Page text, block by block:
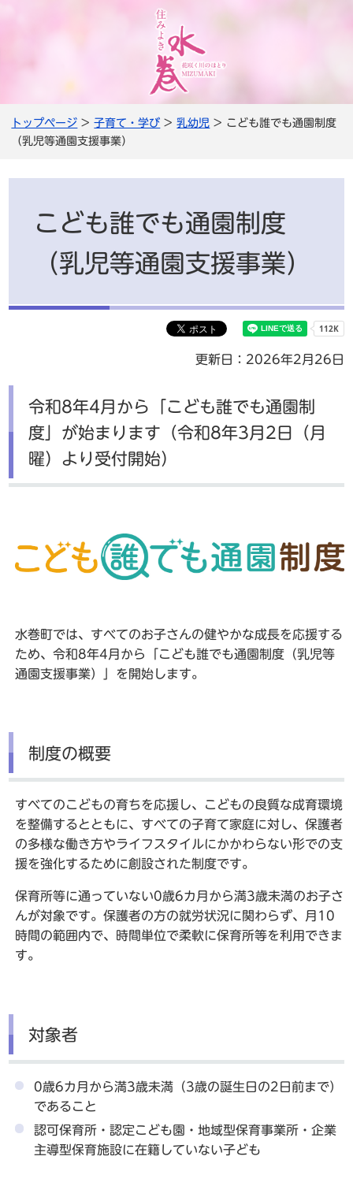
トップページ >子育て・学び >乳幼児 > こども誰でも通園制度
（乳児等通園支援事業）
こども誰でも通園制度
（乳児等通園支援事業）
更新日：2026年2月26日
令和8年4月から「こども誰でも通園制
度」が始まります（令和8年3月2日（月
曜）より受付開始）
水巻町では、すべてのお子さんの健やかな成長を応援する
ため、令和8年4月から「こども誰でも通園制度（乳児等
通園支援事業）」を開始します。
制度の概要
すべてのこどもの育ちを応援し、こどもの良質な成育環境
を整備するとともに、すべての子育て家庭に対し、保護者
の多様な働き方やライフスタイルにかかわらない形での支
援を強化するために創設された制度です。
保育所等に通っていない0歳6カ月から満3歳未満のお子さ
んが対象です。保護者の方の就労状況に関わらず、月10
時間の範囲内で、時間単位で柔軟に保育所等を利用できま
す。
対象者
0歳6カ月から満3歳未満（3歳の誕生日の2日前まで）
であること
認可保育所・認定こども園・地域型保育事業所・企業
主導型保育施設に在籍していない子ども